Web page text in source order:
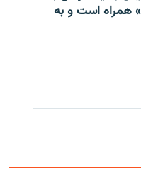
همراه است و به